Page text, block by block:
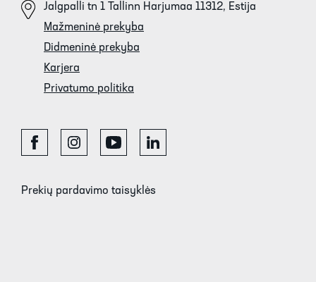
Jalgpalli tn 1 Tallinn Harjumaa 11312, Estija
Mažmeninė prekyba
Didmeninė prekyba
Karjera
Privatumo politika
Prekių pardavimo taisyklės